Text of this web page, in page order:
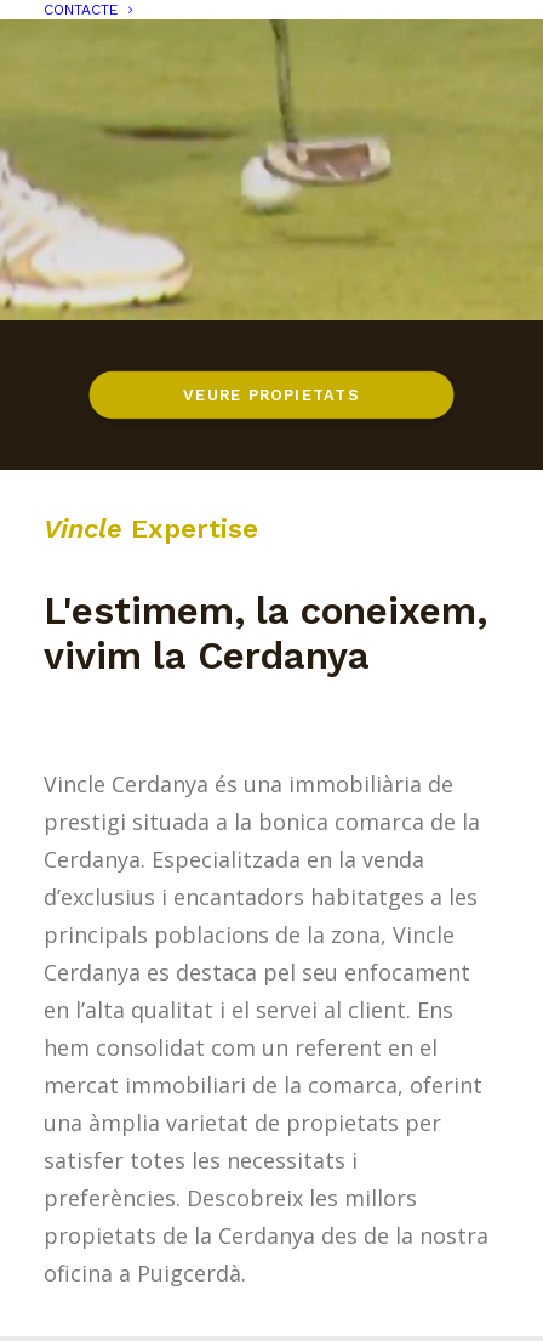
CONTACTE
VEURE PROPIETATS
Vincle Expertise
L'estimem, la coneixem,
vivim la Cerdanya
Vincle Cerdanya és una immobiliària de
prestigi situada a la bonica comarca de la
Cerdanya. Especialitzada en la venda
d’exclusius i encantadors habitatges a les
principals poblacions de la zona, Vincle
Cerdanya es destaca pel seu enfocament
en l’alta qualitat i el servei al client. Ens
hem consolidat com un referent en el
mercat immobiliari de la comarca, oferint
una àmplia varietat de propietats per
satisfer totes les necessitats i
preferències. Descobreix les millors
propietats de la Cerdanya des de la nostra
oficina a Puigcerdà.